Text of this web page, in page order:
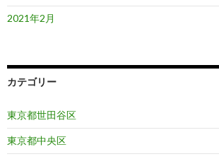
2021年2月
カテゴリー
東京都世田谷区
東京都中央区